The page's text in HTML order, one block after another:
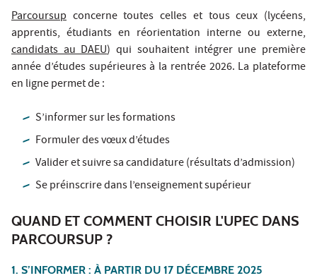
Parcoursup concerne toutes celles et tous ceux (lycéens,
apprentis, étudiants en réorientation interne ou externe,
candidats au DAEU) qui souhaitent intégrer une première
année d’études supérieures à la rentrée 2026. La plateforme
en ligne permet de :
S’informer sur les formations
Formuler des vœux d’études
Valider et suivre sa candidature (résultats d’admission)
Se préinscrire dans l’enseignement supérieur
QUAND ET COMMENT CHOISIR L'UPEC DANS
PARCOURSUP ?
1. S’INFORMER : À PARTIR DU 17 DÉCEMBRE 2025